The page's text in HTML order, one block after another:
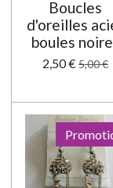
Boucles
d'oreilles
boules
2,50 € 5,00 €